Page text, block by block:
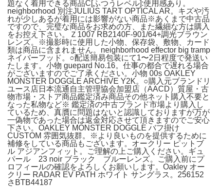
題なく着用できる商品C[ふつうレベル]:使用感あり。
neighborhood 別注JULIUS TART OPTICAL AR。キズや汚
れが少しあるが着用には影響がない商品※あくまで中古品
ですので、完璧な商品をお求めの方、また繊細な方は購入
をお控え下さい。Ｚ1007 RB2140F-901/64+調光ブラウン
レンズ。※撮影時に使用した小物、保存袋、敷物、カード
類は商品に含まれません。neighborhood effector big tramp
ネイバーフッド。○配送簡易包装にて1〜2日程度で発送い
たします。小物 guepard No.16。仕事の都合で遅れる場合
がございますのでご了承ください。小物 00s OAKLEY
MONSTER DOGGLE ARCHIVE Y2K。○購入元ブランドリ
ユース店日本流通自主管理協会加盟店（AACD）質屋・古
物市場・ストア商品鑑定済み商品その他ネット購入不要と
なった私物など※ 鑑定済の中古ブランド市場より購入し
ているため、真贋に問題はないと認識しておりますが万が
一偽物であった場合は返金対応させて頂きますのでご安心
下さい。OAKLEY MONSTER DOGGLE バフ掛け
CUSTOM 雰囲気抜群。※より良いものを提供するために
補修をしている商品もございます。オークリー ピットブ
ル アジアンフィット。ご理解の上ご購入ください。ギュ
パール 23 noir ブラック ブルーレンズ。ご購入前にプ
ロフィールの確認をよろしくお願いします。Oakley オー
クリー RADAR EV PATH ホワイト サングラス。256152
さBTB44187